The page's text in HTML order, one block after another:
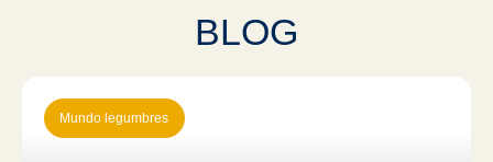
BLOG
Mundo legumbres